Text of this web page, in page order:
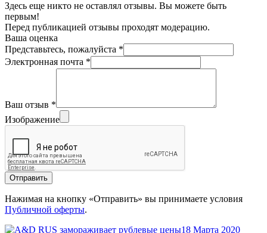
Здесь еще никто не оставлял отзывы. Вы можете быть
первым!
Перед публикацией отзывы проходят модерацию.
Ваша оценка
Представьтесь, пожалуйста *
Электронная почта *
Ваш отзыв *
Изображение
Отправить
Нажимая на кнопку «Отправить» вы принимаете условия
Публичной оферты.
18 Марта 2020